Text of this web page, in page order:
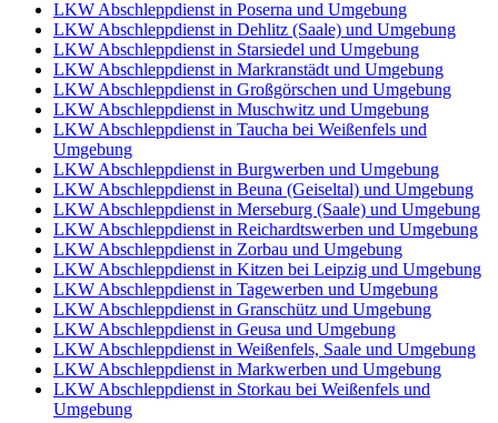
LKW Abschleppdienst in Poserna und Umgebung
LKW Abschleppdienst in Dehlitz (Saale) und Umgebung
LKW Abschleppdienst in Starsiedel und Umgebung
LKW Abschleppdienst in Markranstädt und Umgebung
LKW Abschleppdienst in Großgörschen und Umgebung
LKW Abschleppdienst in Muschwitz und Umgebung
LKW Abschleppdienst in Taucha bei Weißenfels und
Umgebung
LKW Abschleppdienst in Burgwerben und Umgebung
LKW Abschleppdienst in Beuna (Geiseltal) und Umgebung
LKW Abschleppdienst in Merseburg (Saale) und Umgebung
LKW Abschleppdienst in Reichardtswerben und Umgebung
LKW Abschleppdienst in Zorbau und Umgebung
LKW Abschleppdienst in Kitzen bei Leipzig und Umgebung
LKW Abschleppdienst in Tagewerben und Umgebung
LKW Abschleppdienst in Granschütz und Umgebung
LKW Abschleppdienst in Geusa und Umgebung
LKW Abschleppdienst in Weißenfels, Saale und Umgebung
LKW Abschleppdienst in Markwerben und Umgebung
LKW Abschleppdienst in Storkau bei Weißenfels und
Umgebung